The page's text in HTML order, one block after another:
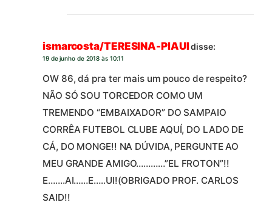
ismarcosta/TERESINA-PIAUIdisse:
19 de junho de 2018 às 10:11
OW 86, dá pra ter mais um pouco de respeito?
NÃO SÓ SOU TORCEDOR COMO UM
TREMENDO “EMBAIXADOR” DO SAMPAIO
CORRÊA FUTEBOL CLUBE AQUÍ, DO LADO DE
CÁ, DO MONGE!! NA DÚVIDA, PERGUNTE AO
MEU GRANDE AMIGO…………”EL FROTON”!!
E…….AI……E…..UI!(OBRIGADO PROF. CARLOS
SAID!!